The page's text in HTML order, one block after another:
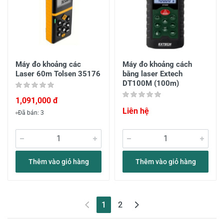
Máy đo khoảng các
Laser 60m Tolsen 35176
1,091,000 đ
Đã bán: 3
Thêm vào giỏ hàng
Máy đo khoảng cách
bằng laser Extech
DT100M (100m)
Liên hệ
Thêm vào giỏ hàng
1 (current)
2